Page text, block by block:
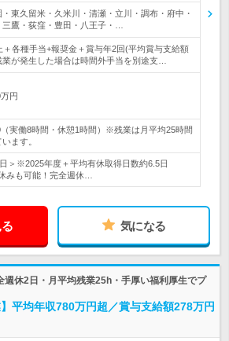
東久留米・久米川・清瀬・立川・調布・府中・
鷹・荻窪・豊田・八王子・…
＋各種手当+報奨金＋賞与年2回(平均賞与支給額
が発生した場合は時間外手当を別途支…
円
実働8時間・休憩1時間）※残業は月平均25時間
ます。
＞※2025年度＋平均有休取得日数約6.5日
みも可能！完全週休…
気になる
週休2日・月平均残業25h・手厚い福利厚生でプ
平均年収780万円超／賞与支給額278万円